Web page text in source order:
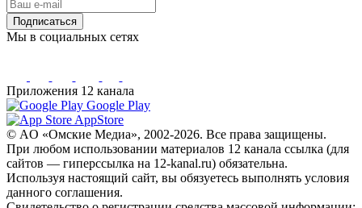
Подписаться
Мы в социальных сетях
Приложения 12 канала
Google Play
AppStore
© AO «Омские Медиа», 2002-2026. Все права защищены.
При любом использовании материалов 12 канала ссылка (для
сайтов — гиперссылка на 12-kanal.ru) обязательна.
Используя настоящий сайт, вы обязуетесь выполнять условия
данного соглашения.